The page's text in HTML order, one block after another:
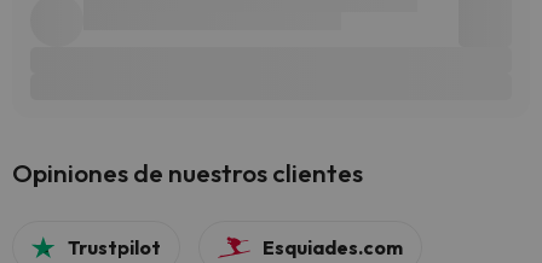
Opiniones de nuestros clientes
Trustpilot Esquiades.com